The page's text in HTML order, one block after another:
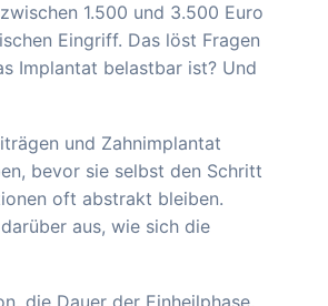
1.500 und 3.500 Euro
Eingriff. Das löst Fragen
Implantat belastbar ist? Und
und Zahnimplantat
bevor sie selbst den Schritt
oft abstrakt bleiben.
aus, wie sich die